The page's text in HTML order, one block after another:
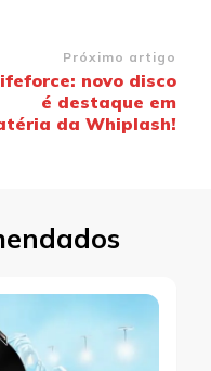
Próximo artigo
novo disco
é destaque em
da Whiplash!